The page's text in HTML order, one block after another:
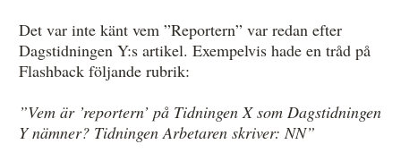
Det var inte känt vem ”Reportern” var redan efter
Dagstidningen Y:s artikel. Exempelvis hade en tråd på
Flashback följande rubrik:
”Vem är ’reportern’ på Tidningen X som Dagstidningen
Y nämner? Tidningen Arbetaren skriver: NN”